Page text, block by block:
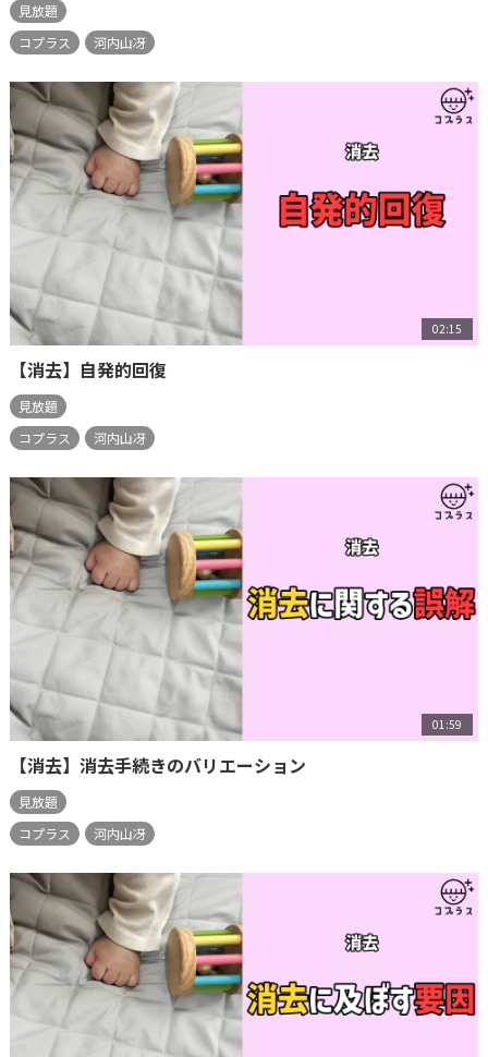
見放題
コプラス
河内山冴
02:15
【消去】自発的回復
見放題
コプラス
河内山冴
01:59
【消去】消去手続きのバリエーション
見放題
コプラス
河内山冴